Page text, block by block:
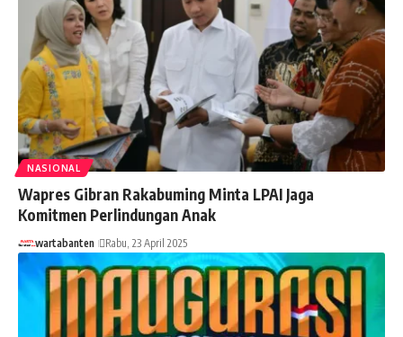
NASIONAL
Wapres Gibran Rakabuming Minta LPAI Jaga
Komitmen Perlindungan Anak
wartabanten Rabu, 23 April 2025